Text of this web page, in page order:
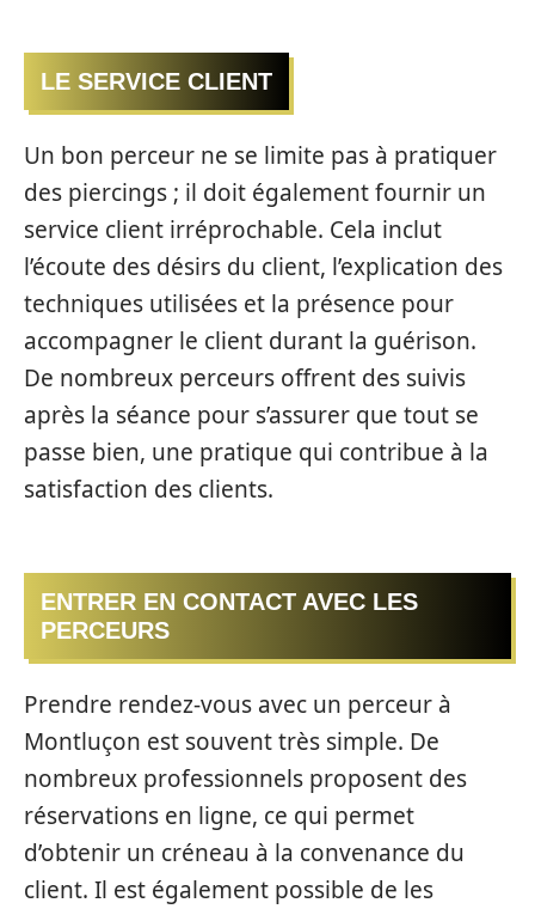
LE SERVICE CLIENT
Un bon perceur ne se limite pas à pratiquer
des piercings ; il doit également fournir un
service client irréprochable. Cela inclut
l’écoute des désirs du client, l’explication des
techniques utilisées et la présence pour
accompagner le client durant la guérison.
De nombreux perceurs offrent des suivis
après la séance pour s’assurer que tout se
passe bien, une pratique qui contribue à la
satisfaction des clients.
ENTRER EN CONTACT AVEC LES
PERCEURS
Prendre rendez-vous avec un perceur à
Montluçon est souvent très simple. De
nombreux professionnels proposent des
réservations en ligne, ce qui permet
d’obtenir un créneau à la convenance du
client. Il est également possible de les